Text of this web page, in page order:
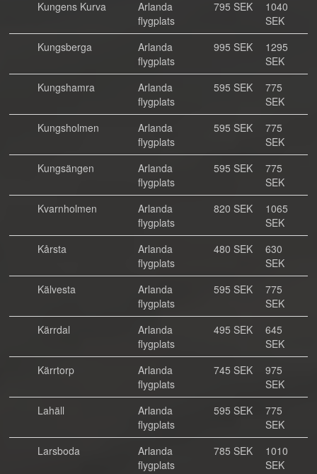
Kungens Kurva
Arlanda
flygplats
795 SEK
1040
SEK
Kungsberga
Arlanda
flygplats
995 SEK
1295
SEK
Kungshamra
Arlanda
flygplats
595 SEK
775
SEK
Kungsholmen
Arlanda
flygplats
595 SEK
775
SEK
Kungsängen
Arlanda
flygplats
595 SEK
775
SEK
Kvarnholmen
Arlanda
flygplats
820 SEK
1065
SEK
Kårsta
Arlanda
flygplats
480 SEK
630
SEK
Kälvesta
Arlanda
flygplats
595 SEK
775
SEK
Kärrdal
Arlanda
flygplats
495 SEK
645
SEK
Kärrtorp
Arlanda
flygplats
745 SEK
975
SEK
Lahäll
Arlanda
flygplats
595 SEK
775
SEK
Larsboda
Arlanda
flygplats
785 SEK
1010
SEK